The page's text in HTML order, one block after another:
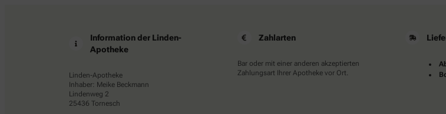
Information der Linden-
Apotheke
Linden-Apotheke
Inhaber: Meike Beckmann
Lindenweg 2
25436 Tornesch
Zahlarten
Bar oder mit einer anderen akzeptierten
Zahlungsart Ihrer Apotheke vor Ort.